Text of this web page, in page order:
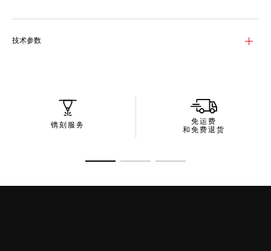
技术参数
镌刻服务
免运费
和免费退货